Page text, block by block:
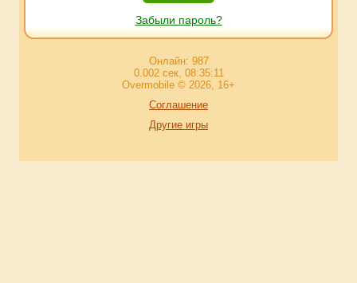
Забыли пароль?
Онлайн: 987
0.002 сек, 08:35:11
Overmobile © 2026, 16+
Соглашение
Другие игры